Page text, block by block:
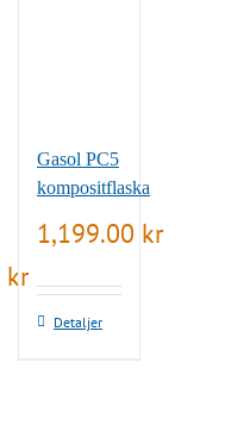
kr
Gasol PC5
kompositflaska
1,199.00 kr
Detaljer